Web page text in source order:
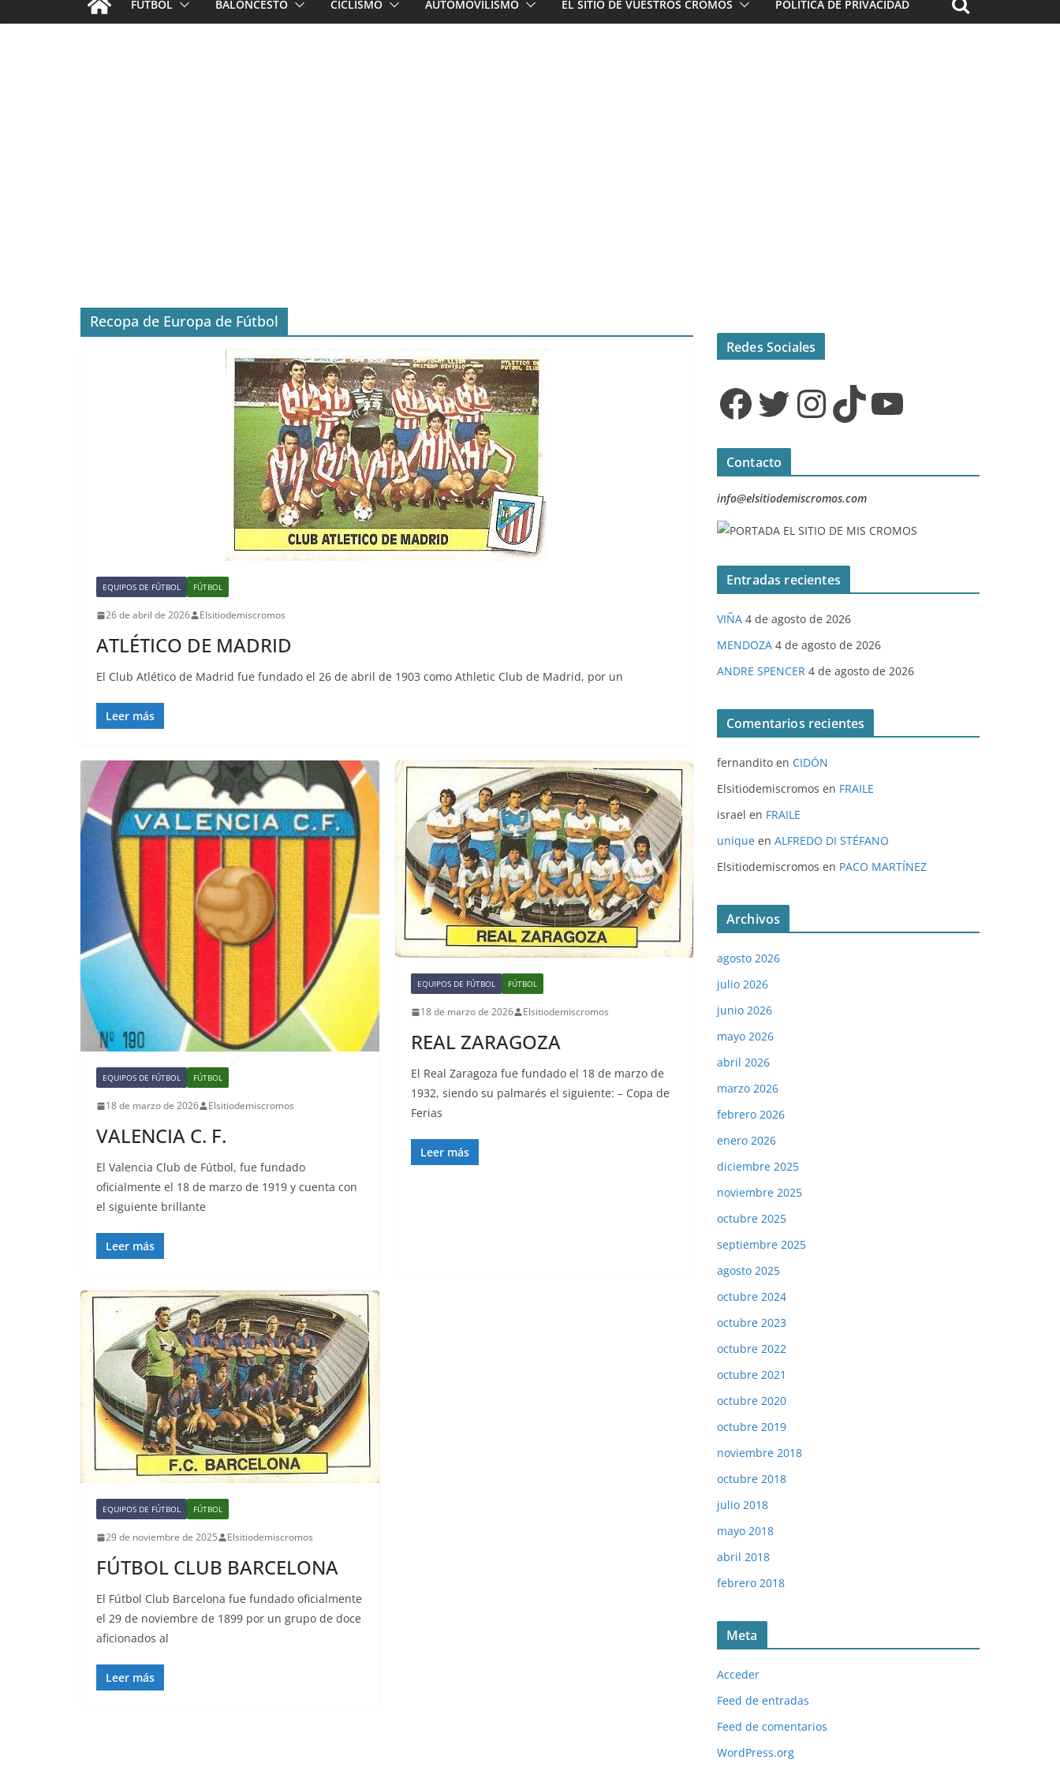
FÚTBOL BALONCESTO CICLISMO AUTOMOVILISMO EL SITIO DE VUESTROS CROMOS POLÍTICA DE PRIVACIDAD
Recopa de Europa de Fútbol
EQUIPOS DE FÚTBOL FÚTBOL
26 de abril de 2026 Elsitiodemiscromos
ATLÉTICO DE MADRID
El Club Atlético de Madrid fue fundado el 26 de abril de 1903 como Athletic Club de Madrid, por un
Leer más
EQUIPOS DE FÚTBOL FÚTBOL
18 de marzo de 2026 Elsitiodemiscromos
VALENCIA C. F.
El Valencia Club de Fútbol, fue fundado
oficialmente el 18 de marzo de 1919 y cuenta con
el siguiente brillante
Leer más
EQUIPOS DE FÚTBOL FÚTBOL
18 de marzo de 2026 Elsitiodemiscromos
REAL ZARAGOZA
El Real Zaragoza fue fundado el 18 de marzo de
1932, siendo su palmarés el siguiente: – Copa de
Ferias
Leer más
EQUIPOS DE FÚTBOL FÚTBOL
29 de noviembre de 2025 Elsitiodemiscromos
FÚTBOL CLUB BARCELONA
El Fútbol Club Barcelona fue fundado oficialmente
el 29 de noviembre de 1899 por un grupo de doce
aficionados al
Leer más
Redes Sociales
Facebook Twitter InstagramTikTok YouTube
Contacto
info@elsitiodemiscromos.com
Entradas recientes
VIÑA 4 de agosto de 2026
MENDOZA 4 de agosto de 2026
ANDRE SPENCER 4 de agosto de 2026
Comentarios recientes
fernandito en CIDÓN
Elsitiodemiscromos en FRAILE
israel en FRAILE
unique en ALFREDO DI STÉFANO
Elsitiodemiscromos en PACO MARTÍNEZ
Archivos
agosto 2026
julio 2026
junio 2026
mayo 2026
abril 2026
marzo 2026
febrero 2026
enero 2026
diciembre 2025
noviembre 2025
octubre 2025
septiembre 2025
agosto 2025
octubre 2024
octubre 2023
octubre 2022
octubre 2021
octubre 2020
octubre 2019
noviembre 2018
octubre 2018
julio 2018
mayo 2018
abril 2018
febrero 2018
Meta
Acceder
Feed de entradas
Feed de comentarios
WordPress.org